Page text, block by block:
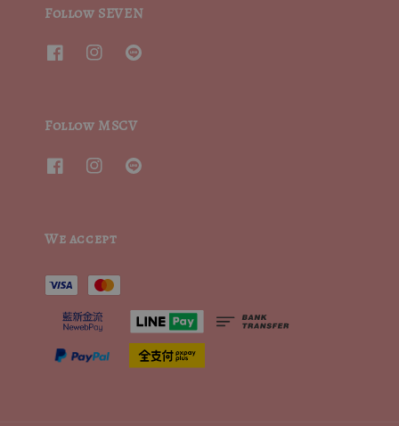
Follow SEVEN
Follow MSCV
We accept